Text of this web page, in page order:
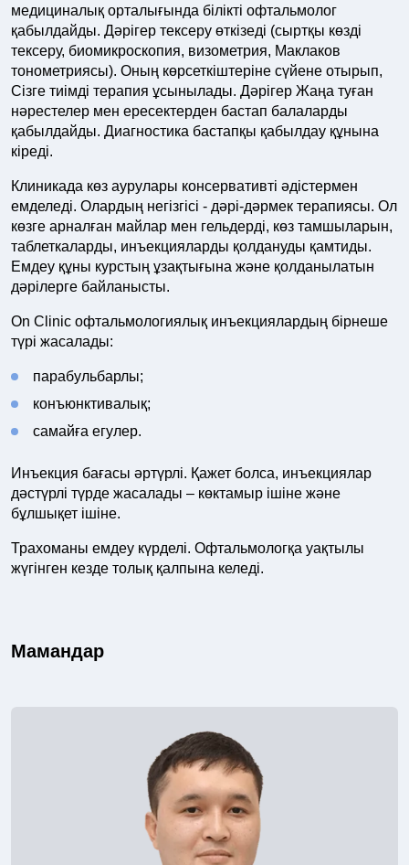
медициналық орталығында білікті офтальмолог
қабылдайды. Дәрігер тексеру өткізеді (сыртқы көзді
тексеру, биомикроскопия, визометрия, Маклаков
тонометриясы). Оның көрсеткіштеріне сүйене отырып,
Сізге тиімді терапия ұсынылады. Дәрігер Жаңа туған
нәрестелер мен ересектерден бастап балаларды
қабылдайды. Диагностика бастапқы қабылдау құнына
кіреді.
Клиникада көз аурулары консервативті әдістермен
емделеді. Олардың негізгісі - дәрі-дәрмек терапиясы. Ол
көзге арналған майлар мен гельдерді, көз тамшыларын,
таблеткаларды, инъекцияларды қолдануды қамтиды.
Емдеу құны курстың ұзақтығына және қолданылатын
дәрілерге байланысты.
On Clinic офтальмологиялық инъекциялардың бірнеше
түрі жасалады:
парабульбарлы;
конъюнктивалық;
самайға егулер.
Инъекция бағасы әртүрлі. Қажет болса, инъекциялар
дәстүрлі түрде жасалады – көктамыр ішіне және
бұлшықет ішіне.
Трахоманы емдеу күрделі. Офтальмологқа уақтылы
жүгінген кезде толық қалпына келеді.
Мамандар